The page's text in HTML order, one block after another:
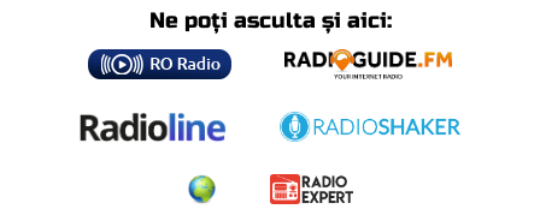
Ne poți asculta și aici: